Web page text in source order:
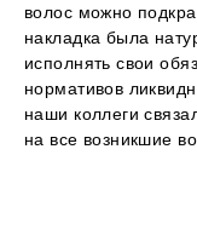
волос можно
накладка была
исполнять свои
нормативов
наши коллеги
на все возникшие